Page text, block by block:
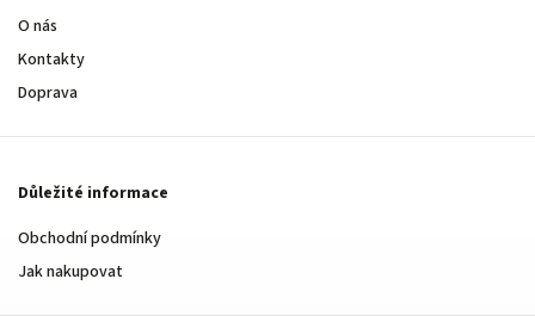
O nás
Kontakty
Doprava
Důležité informace
Obchodní podmínky
Jak nakupovat